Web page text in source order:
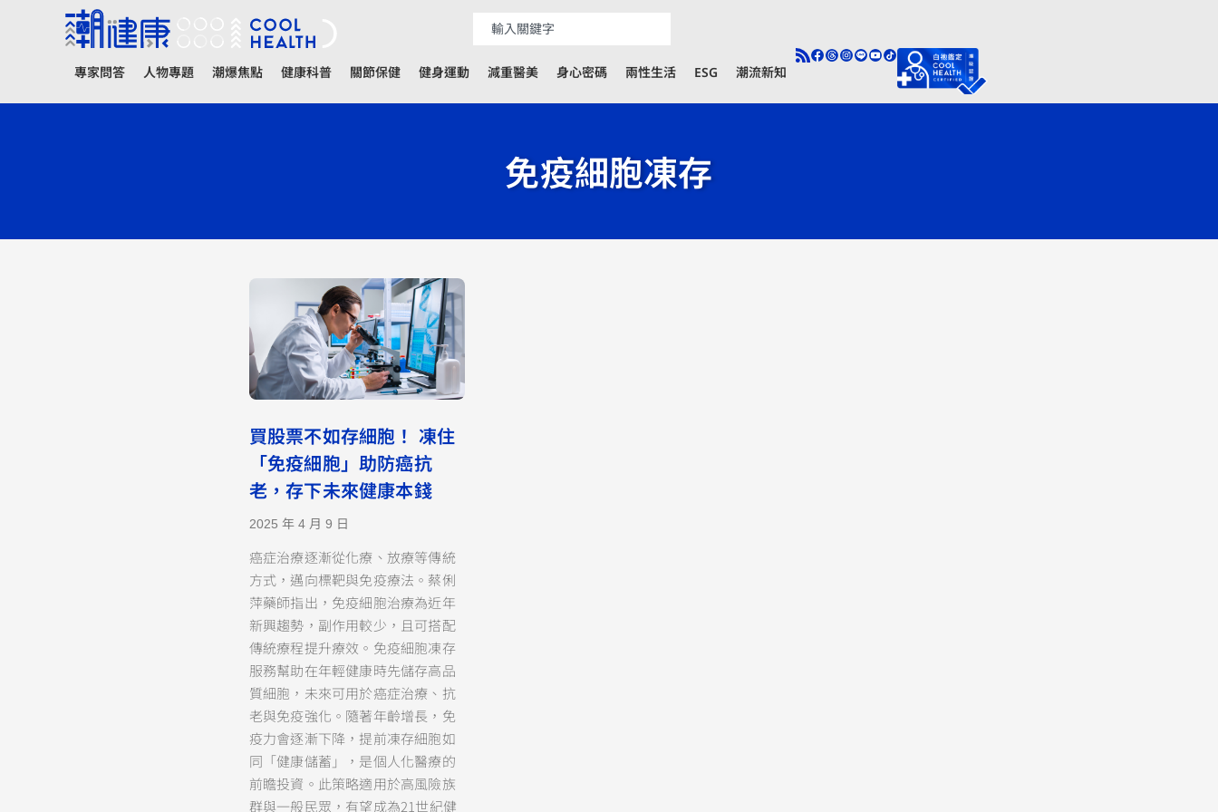
專家問答 人物專題 潮爆焦點 健康科普 關節保健 健身運動 減重醫美 身心密碼 兩性生活 ESG 潮流新知
免疫細胞凍存
買股票不如存細胞！ 凍住
「免疫細胞」助防癌抗
老，存下未來健康本錢
2025 年 4 月 9 日
癌症治療逐漸從化療、放療等傳統
方式，邁向標靶與免疫療法。蔡俐
萍藥師指出，免疫細胞治療為近年
新興趨勢，副作用較少，且可搭配
傳統療程提升療效。免疫細胞凍存
服務幫助在年輕健康時先儲存高品
質細胞，未來可用於癌症治療、抗
老與免疫強化。隨著年齡增長，免
疫力會逐漸下降，提前凍存細胞如
同「健康儲蓄」，是個人化醫療的
前瞻投資。此策略適用於高風險族
群與一般民眾，有望成為21世紀健